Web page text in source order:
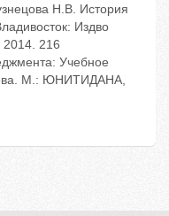
Н.В. История
Издво
2014. 216
Учебное
М.: ЮНИТИДАНА,